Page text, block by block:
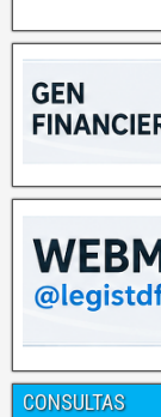
CONSULTAS